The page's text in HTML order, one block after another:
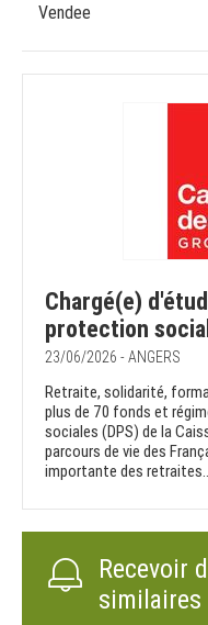
Vendee
Chargé(e)
protection
23/06/2026 - ANGERS
Retraite, solidarité,
plus de 70 fonds et
sociales (DPS) de la
parcours de vie des
importante des
Recevoir
similaires